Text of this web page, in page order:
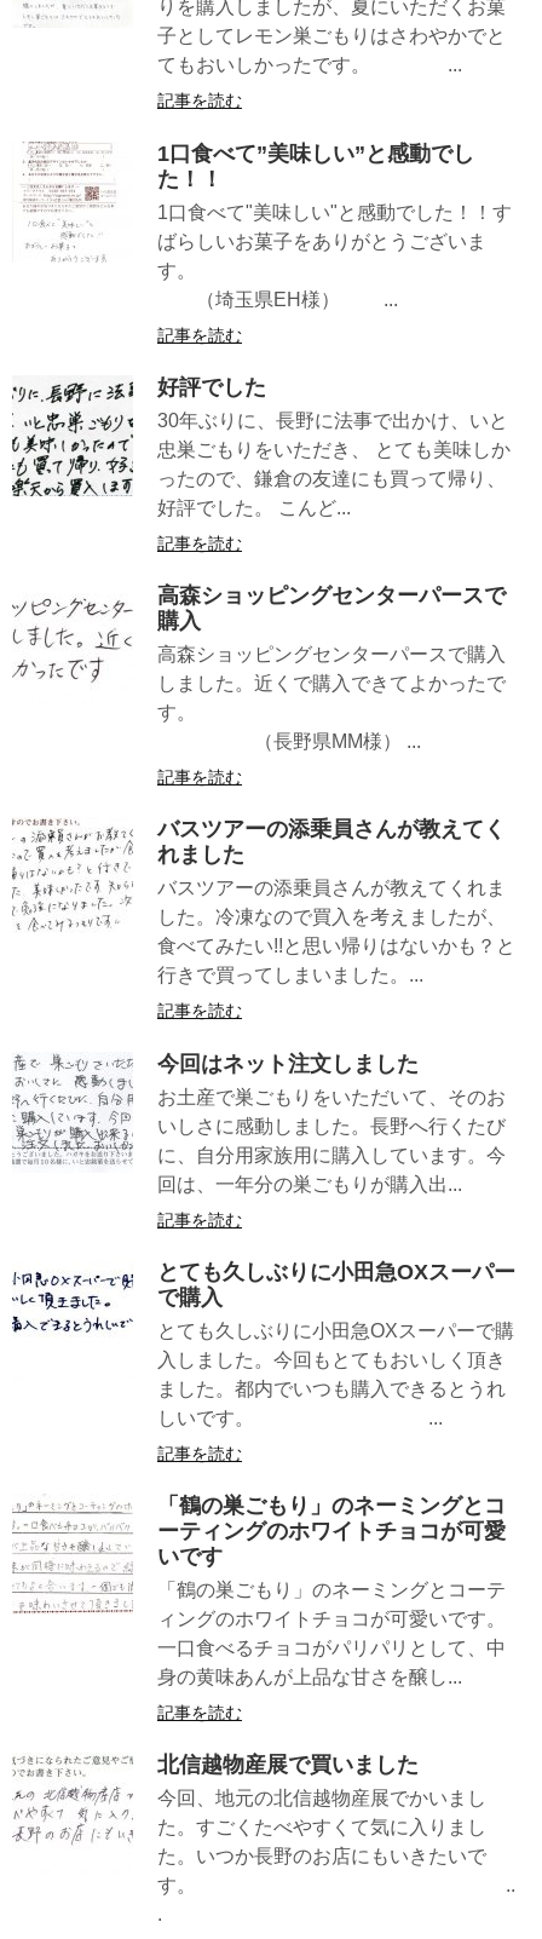
りを購入しましたが、夏にいただくお菓
子としてレモン巣ごもりはさわやかでと
てもおいしかったです。 ...
記事を読む
1口食べて”美味しい”と感動でし
た！！
1口食べて"美味しい"と感動でした！！す
ばらしいお菓子をありがとうございま
す。
（埼玉県EH様） ...
記事を読む
好評でした
30年ぶりに、長野に法事で出かけ、いと
忠巣ごもりをいただき、 とても美味しか
ったので、鎌倉の友達にも買って帰り、
好評でした。 こんど...
記事を読む
高森ショッピングセンターパースで
購入
高森ショッピングセンターパースで購入
しました。近くで購入できてよかったで
す。
（長野県MM様） ...
記事を読む
バスツアーの添乗員さんが教えてく
れました
バスツアーの添乗員さんが教えてくれま
した。冷凍なので買入を考えましたが、
食べてみたい!!と思い帰りはないかも？と
行きで買ってしまいました。...
記事を読む
今回はネット注文しました
お土産で巣ごもりをいただいて、そのお
いしさに感動しました。長野へ行くたび
に、自分用家族用に購入しています。今
回は、一年分の巣ごもりが購入出...
記事を読む
とても久しぶりに小田急OXスーパー
で購入
とても久しぶりに小田急OXスーパーで購
入しました。今回もとてもおいしく頂き
ました。都内でいつも購入できるとうれ
しいです。 ...
記事を読む
「鶴の巣ごもり」のネーミングとコ
ーティングのホワイトチョコが可愛
いです
「鶴の巣ごもり」のネーミングとコーテ
ィングのホワイトチョコが可愛いです。
一口食べるチョコがパリパリとして、中
身の黄味あんが上品な甘さを醸し...
記事を読む
北信越物産展で買いました
今回、地元の北信越物産展でかいまし
た。すごくたべやすくて気に入りまし
た。いつか長野のお店にもいきたいで
す。 ..
.